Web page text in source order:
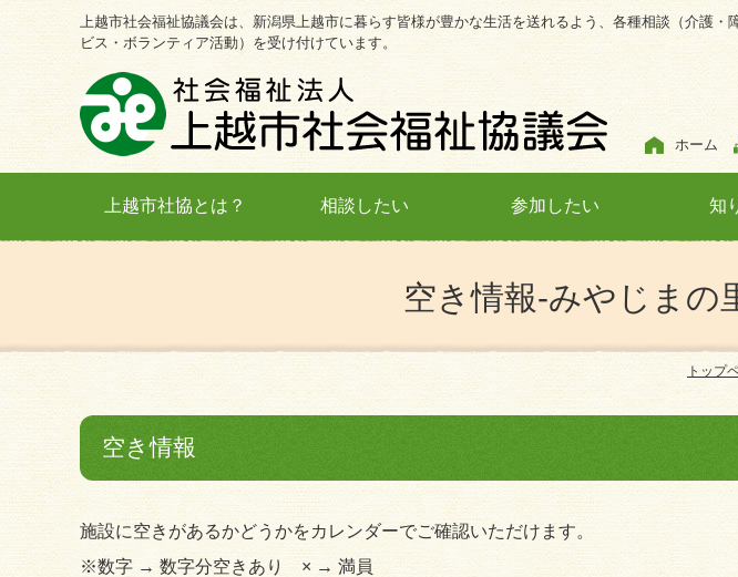
上越市社会福祉協議会は、新潟県上越市に暮らす皆様が豊かな生活を送れるよう、各種相談（介護・
ビス・ボランティア活動）を受け付けています。
ホーム
上越市社協とは？ 相談したい 参加したい 知
空き情報-みやじまの
トップ
空き情報
施設に空きがあるかどうかをカレンダーでご確認いただけます。
※数字 → 数字分空きあり × → 満員